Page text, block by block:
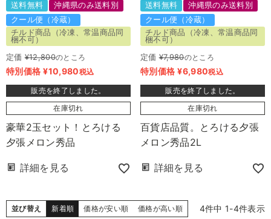
送料無料
沖縄県のみ送料別
クール便（冷蔵）
チルド商品（冷凍、常温商品同
梱不可）
定価 ¥12,800のところ
特別価格 ¥10,980税込
販売を終了しました。
在庫切れ
豪華2玉セット！とろける
夕張メロン秀品
詳細を見る
送料無料
沖縄県のみ送料別
クール便（冷蔵）
チルド商品（冷凍、常温商品同
梱不可）
定価 ¥7,980のところ
特別価格 ¥6,980税込
販売を終了しました。
在庫切れ
百貨店品質。とろける夕張
メロン秀品2L
詳細を見る
並び替え 新着順 価格が安い順 価格が高い順 4件中 1-4件表示